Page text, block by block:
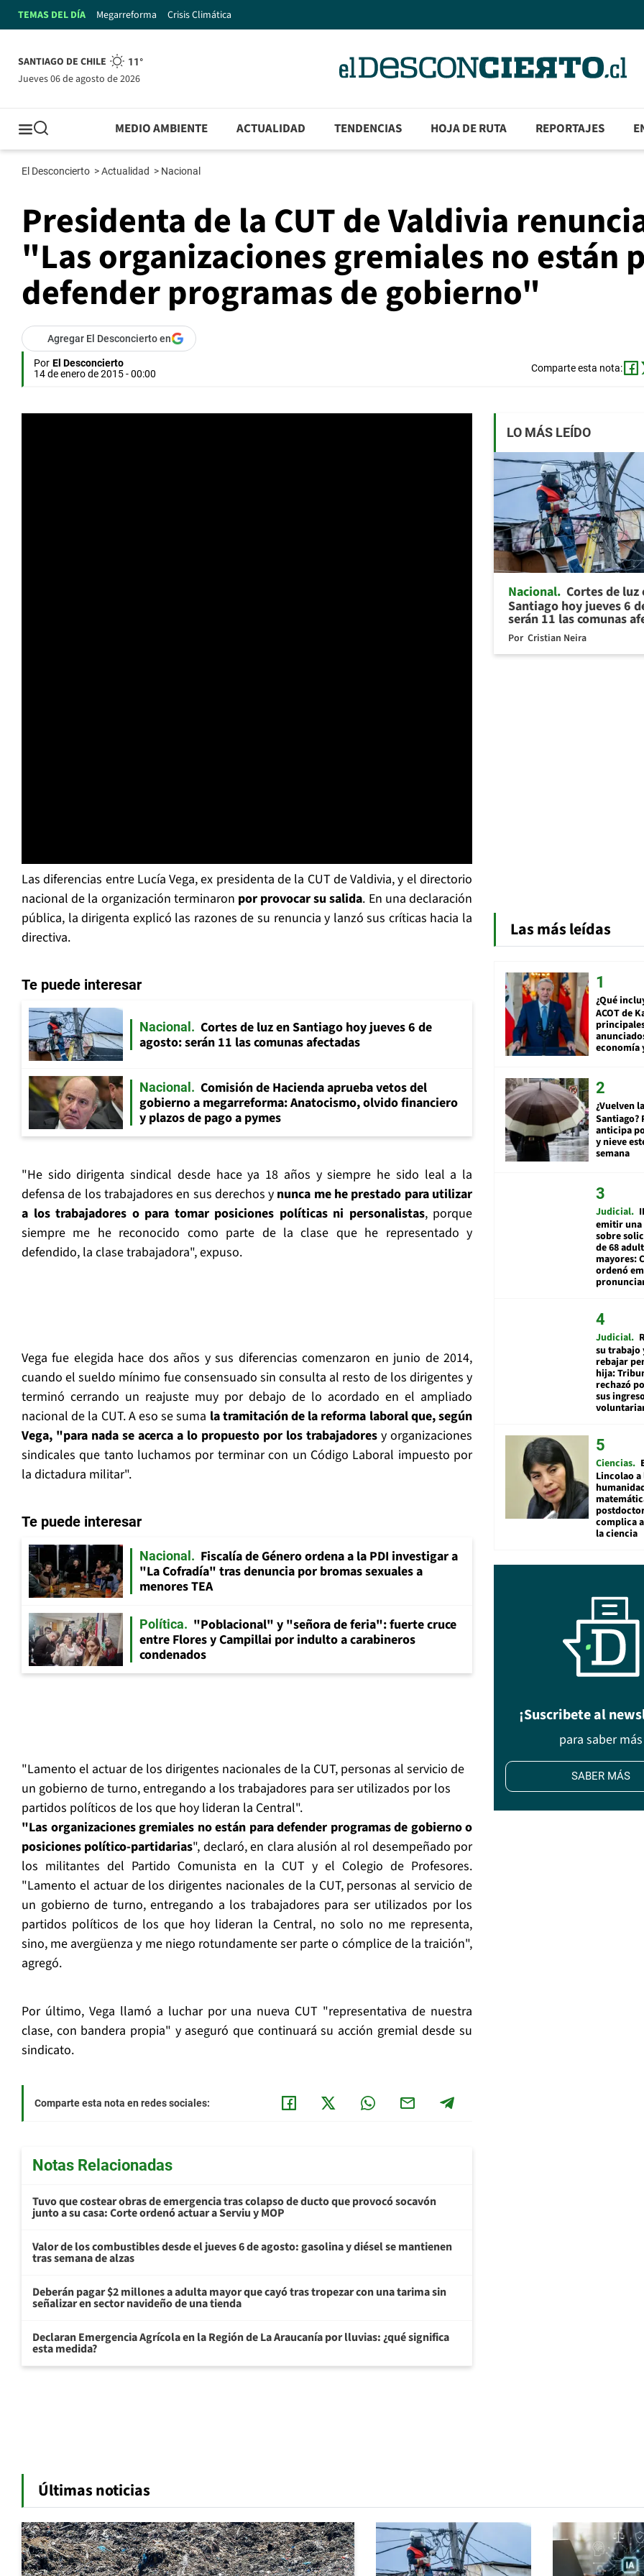
TEMAS DEL DÍA Megarreforma Crisis Climática
SANTIAGO DE CHILE 11°
jueves 06 de agosto de 2026
MEDIO AMBIENTE ACTUALIDAD TENDENCIAS HOJA DE RUTA REPORTAJES
El Desconcierto >Actualidad > Nacional
Presidenta de la CUT de Valdivia
"Las organizaciones gremiales no están
defender programas de gobierno"
Agregar El Desconcierto en
Por El Desconcierto
14 de enero de 2015 - 00:00
Comparte esta nota:
Las diferencias entre Lucía Vega, ex presidenta de la CUT de Valdivia, y el directorio
nacional de la organización terminaron por provocar su salida. En una declaración
pública, la dirigenta explicó las razones de su renuncia y lanzó sus críticas hacia la
directiva.
Te puede interesar
Nacional
Cortes de luz en Santiago hoy jueves 6 de
agosto: serán 11 las comunas afectadas
Nacional
Comisión de Hacienda aprueba vetos del
gobierno a megarreforma: Anatocismo, olvido financiero
y plazos de pago a pymes
"He sido dirigenta sindical desde hace ya 18 años y siempre he sido leal a la
defensa de los trabajadores en sus derechos y nunca me he prestado para utilizar
a los trabajadores o para tomar posiciones políticas ni personalistas, porque
siempre me he reconocido como parte de la clase que he representado y
defendido, la clase trabajadora", expuso.
Vega fue elegida hace dos años y sus diferencias comenzaron en junio de 2014,
cuando el sueldo mínimo fue consensuado sin consulta al resto de los dirigentes y
terminó cerrando un reajuste muy por debajo de lo acordado en el ampliado
nacional de la CUT. A eso se suma la tramitación de la reforma laboral que, según
Vega, "para nada se acerca a lo propuesto por los trabajadores y organizaciones
sindicales que tanto luchamos por terminar con un Código Laboral impuesto por
la dictadura militar".
Te puede interesar
Nacional
Fiscalía de Género ordena a la PDI investigar a
"La Cofradía" tras denuncia por bromas sexuales a
menores TEA
Política
"Poblacional" y "señora de feria": fuerte cruce
entre Flores y Campillai por indulto a carabineros
condenados
"Lamento el actuar de los dirigentes nacionales de la CUT, personas al servicio de
un gobierno de turno, entregando a los trabajadores para ser utilizados por los
partidos políticos de los que hoy lideran la Central".
"Las organizaciones gremiales no están para defender programas de gobierno o
posiciones político-partidarias", declaró, en clara alusión al rol desempeñado por
los militantes del Partido Comunista en la CUT y el Colegio de Profesores.
"Lamento el actuar de los dirigentes nacionales de la CUT, personas al servicio de
un gobierno de turno, entregando a los trabajadores para ser utilizados por los
partidos políticos de los que hoy lideran la Central, no solo no me representa,
sino, me avergüenza y me niego rotundamente ser parte o cómplice de la traición",
agregó.
Por último, Vega llamó a luchar por una nueva CUT "representativa de nuestra
clase, con bandera propia" y aseguró que continuará su acción gremial desde su
sindicato.
Comparte esta nota en redes sociales:
Notas Relacionadas
Tuvo que costear obras de emergencia tras colapso de ducto que provocó socavón
junto a su casa: Corte ordenó actuar a Serviu y MOP
Valor de los combustibles desde el jueves 6 de agosto: gasolina y diésel se mantienen
tras semana de alzas
Deberán pagar $2 millones a adulta mayor que cayó tras tropezar con una tarima sin
señalizar en sector navideño de una tienda
Declaran Emergencia Agrícola en la Región de La Araucanía por lluvias: ¿qué significa
esta medida?
LO MÁS LEÍDO
Nacional Cortes de luz
Santiago hoy jueves 6
serán 11 las comunas
Por Cristian Neira
Las más leídas
¿Qué
ACOT de
economía
¿Vuelven
Santiago?
anticipa
y nieve
semana
Judicial
emitir
sobre
de 68
mayores:
ordenó
Judicial
su trabajo
rebajar
hija:
rechazó
sus
Ciencias
Lincolao a
complica
la ciencia
¡Suscribete al
para saber más
SABER MÁS
Últimas noticias